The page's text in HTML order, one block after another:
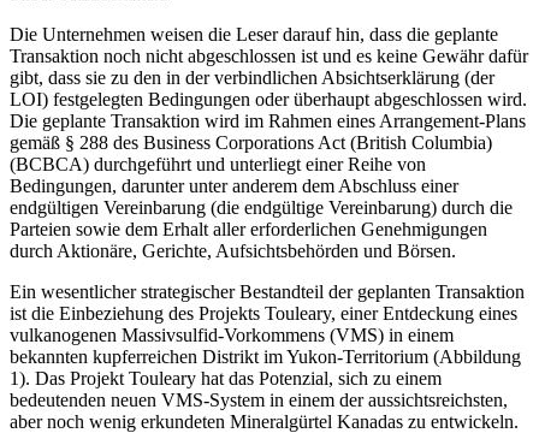
Die Unternehmen weisen die Leser darauf hin, dass die geplante
Transaktion noch nicht abgeschlossen ist und es keine Gewähr dafür
gibt, dass sie zu den in der verbindlichen Absichtserklärung (der
LOI) festgelegten Bedingungen oder überhaupt abgeschlossen wird.
Die geplante Transaktion wird im Rahmen eines Arrangement-Plans
gemäß § 288 des Business Corporations Act (British Columbia)
(BCBCA) durchgeführt und unterliegt einer Reihe von
Bedingungen, darunter unter anderem dem Abschluss einer
endgültigen Vereinbarung (die endgültige Vereinbarung) durch die
Parteien sowie dem Erhalt aller erforderlichen Genehmigungen
durch Aktionäre, Gerichte, Aufsichtsbehörden und Börsen.
Ein wesentlicher strategischer Bestandteil der geplanten Transaktion
ist die Einbeziehung des Projekts Touleary, einer Entdeckung eines
vulkanogenen Massivsulfid-Vorkommens (VMS) in einem
bekannten kupferreichen Distrikt im Yukon-Territorium (Abbildung
1). Das Projekt Touleary hat das Potenzial, sich zu einem
bedeutenden neuen VMS-System in einem der aussichtsreichsten,
aber noch wenig erkundeten Mineralgürtel Kanadas zu entwickeln.